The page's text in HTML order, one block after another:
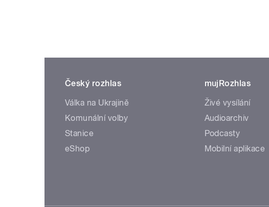
Český rozhlas
Válka na Ukrajině
Komunální volby
Stanice
eShop
mujRozhlas
Živé vysílání
Audioarchiv
Podcasty
Mobilní aplikace